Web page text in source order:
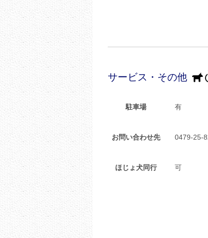
サービス・その他
駐車場 有
お問い合わせ先
ほじょ犬同行 可